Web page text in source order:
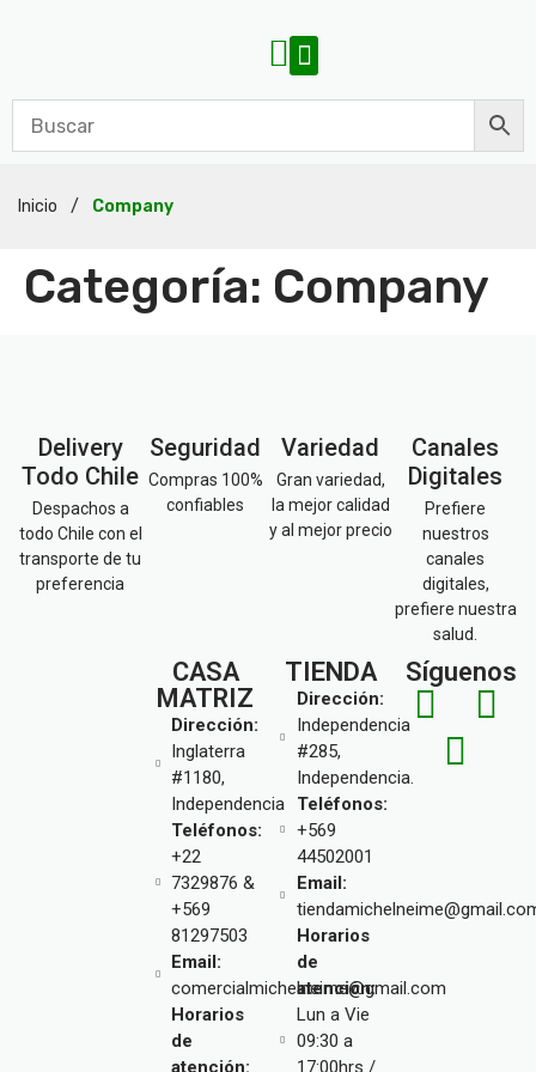
Inicio / Company
Categoría: Company
Delivery
Todo Chile
Despachos a
todo Chile con el
transporte de tu
preferencia
Seguridad
Compras 100%
confiables
Variedad
Gran variedad,
la mejor calidad
y al mejor precio
Canales
Digitales
Prefiere
nuestros
canales
digitales,
prefiere nuestra
salud.
CASA
MATRIZ
Dirección:
Inglaterra
#1180,
Independencia
Teléfonos:
+22
7329876 &
+569
81297503
Email:
comercialmichelneime@gmail.com
Horarios
de
atención:
TIENDA
Dirección:
Independencia
#285,
Independencia.
Teléfonos:
+569
44502001
Email:
Horarios
de
atención:
Lun a Vie
09:30 a
17:00hrs /
Síguenos